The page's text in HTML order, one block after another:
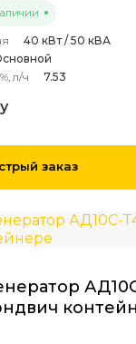
40 кВт / 50 кВА
л/ч
7.53
заказ